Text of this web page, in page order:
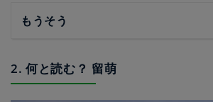
もうそう
2. 何と読む？ 留萌